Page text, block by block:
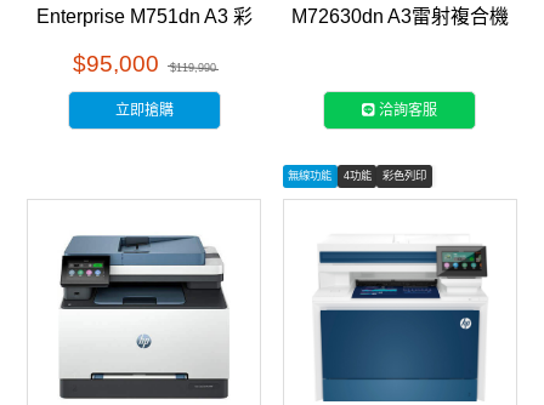
Enterprise M751dn A3 彩
$95,000 $119,990
立即搶購
M72630dn A3雷射複合機
洽詢客服
無線功能 4功能 彩色列印